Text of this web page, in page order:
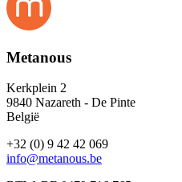
Metanous
Kerkplein 2
9840 Nazareth - De Pinte
België
+32 (0) 9 42 42 069
info@metanous.be